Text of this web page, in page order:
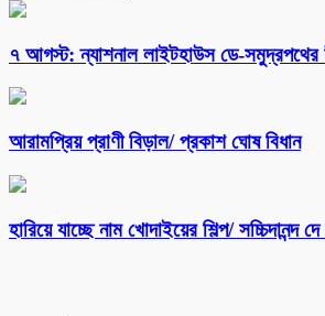
৭ আগস্ট: ন্যাশনাল লাইটহাউস ডে-সমুদ্রপথের
আরামপ্রিয় প্রাণী বিড়াল/ প্রকাশ ঘোষ বিধান
হারিয়ে যাচ্ছে নাম খোদাইয়ের শিল্প/ সচ্চিদানন্দ